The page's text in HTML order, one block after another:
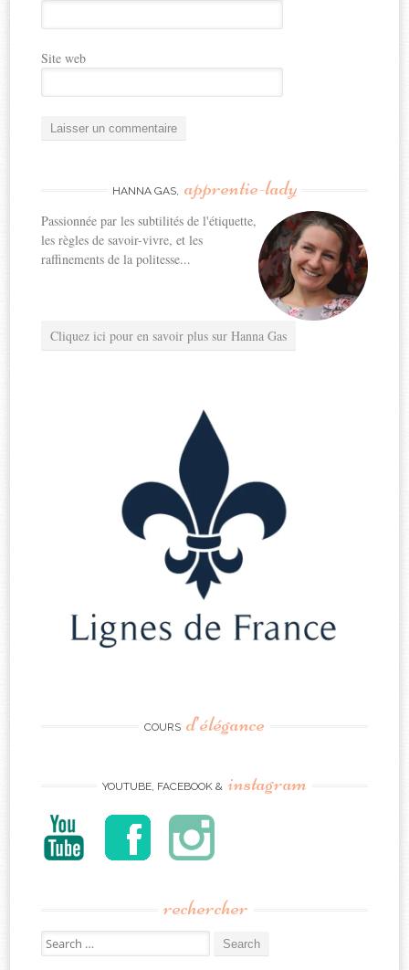
Site web
HANNA GAS, apprentie-lady
Passionnée par les subtilités de l'étiquette,
les règles de savoir-vivre, et les
raffinements de la politesse...
Cliquez ici pour en savoir plus sur Hanna Gas
COURS d’élégance
YOUTUBE, FACEBOOK & instagram
rechercher
Search
for: